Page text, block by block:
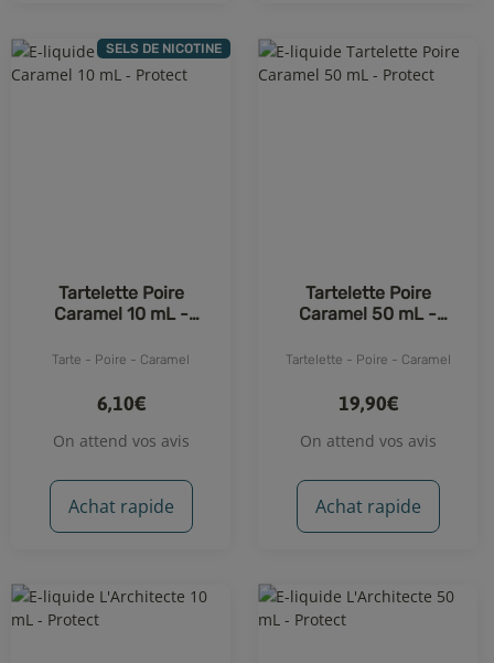
SELS DE NICOTINE
Tartelette Poire
Caramel 10 mL -
Tarte - Poire - Caramel
6,10€
On attend vos avis
Achat rapide
Tartelette Poire
Caramel 50 mL -
Tartelette - Poire - Caramel
19,90€
On attend vos avis
Achat rapide